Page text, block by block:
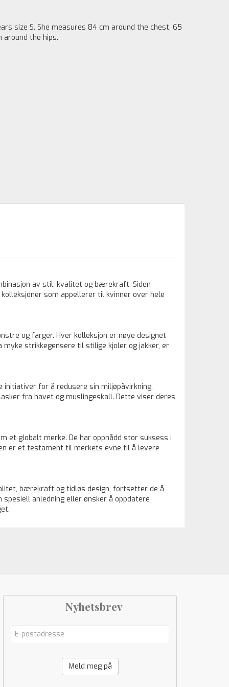
size S. She measures 84 cm around the chest, 65
around the hips.
av stil, kvalitet og bærekraft. Siden
som appellerer til kvinner over hele
og farger. Hver kolleksjon er nøye designet
strikkegensere til stilige kjoler og jakker, er
for å redusere sin miljøpåvirkning,
fra havet og muslingeskall. Dette viser deres
et globalt merke. De har oppnådd stor suksess i
er et testament til merkets evne til å levere
bærekraft og tidløs design, fortsetter de å
anledning eller ønsker å oppdatere
Nyhetsbrev
Meld meg på